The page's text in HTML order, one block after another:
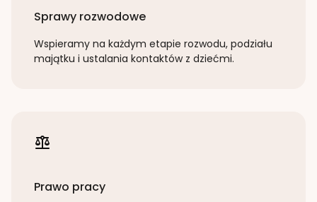
Sprawy rozwodowe
Wspieramy na każdym etapie rozwodu, podziału
majątku i ustalania kontaktów z dziećmi.
Prawo pracy